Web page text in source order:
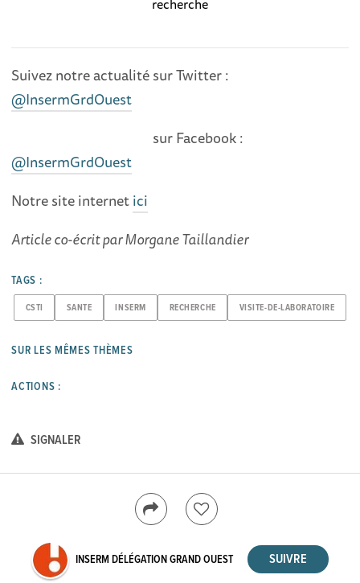
Suivez notre actualité sur Twitter :
@InsermGrdOuest
sur Facebook :
@InsermGrdOuest
Notre site internetici
Article co-écrit par Morgane Taillandier
TAGS :
CSTI SANTE INSERM RECHERCHE VISITE-DE-LABORATOIRE
SUR LES MÊMES THÈMES
ACTIONS :
SIGNALER
INSERM DÉLÉGATION GRAND OUEST